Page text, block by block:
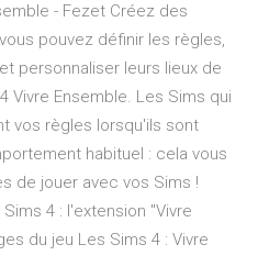
- Fezet Créez des
pouvez définir les règles,
personnaliser leurs lieux de
Vivre Ensemble. Les Sims qui
vos règles lorsqu'ils sont
habituel : cela vous
de jouer avec vos Sims !
4 : l'extension "Vivre
du jeu Les Sims 4 : Vivre